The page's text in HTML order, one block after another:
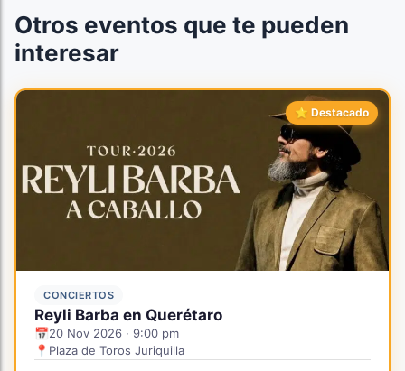
Otros eventos que te pueden
interesar
⭐ Destacado
CONCIERTOS
Reyli Barba en Querétaro
📅20 Nov 2026 · 9:00 pm
📍 Plaza de Toros Juriquilla